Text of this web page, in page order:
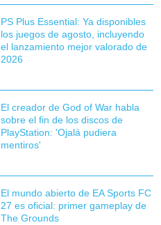
PS Plus Essential: Ya disponibles
los juegos de agosto, incluyendo
el lanzamiento mejor valorado de
2026
El creador de God of War habla
sobre el fin de los discos de
PlayStation: 'Ojalá pudiera
mentiros'
El mundo abierto de EA Sports FC
27 es oficial: primer gameplay de
The Grounds